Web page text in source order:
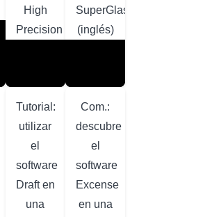
High
Precision
SuperGlass
(inglés)
Tutorial:
utilizar
el
software
Draft en
una
Com.:
descubre
el
software
Excense
en una